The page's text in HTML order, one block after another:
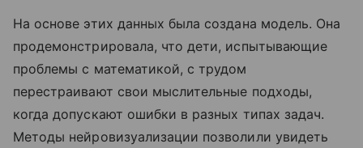
На основе этих данных была создана модель. Она
продемонстрировала, что дети, испытывающие
проблемы с математикой, с трудом
перестраивают свои мыслительные подходы,
когда допускают ошибки в разных типах задач.
Методы нейровизуализации позволили увидеть